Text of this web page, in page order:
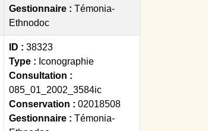
Gestionnaire : Témonia-
Ethnodoc
ID : 38323
Type : Iconographie
Consultation :
085_01_2002_3584ic
Conservation : 02018508
Gestionnaire : Témonia-